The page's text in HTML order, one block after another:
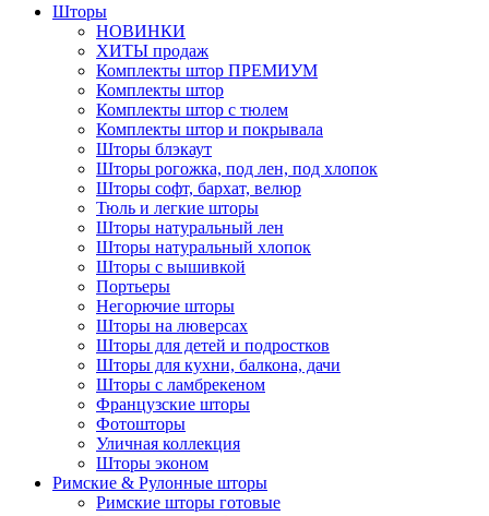
Шторы
НОВИНКИ
ХИТЫ продаж
Комплекты штор ПРЕМИУМ
Комплекты штор
Комплекты штор с тюлем
Комплекты штор и покрывала
Шторы блэкаут
Шторы рогожка, под лен, под хлопок
Шторы софт, бархат, велюр
Тюль и легкие шторы
Шторы натуральный лен
Шторы натуральный хлопок
Шторы с вышивкой
Портьеры
Негорючие шторы
Шторы на люверсах
Шторы для детей и подростков
Шторы для кухни, балкона, дачи
Шторы с ламбрекеном
Французские шторы
Фотошторы
Уличная коллекция
Шторы эконом
Римские & Рулонные шторы
Римские шторы готовые